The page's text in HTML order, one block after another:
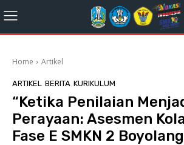
Home Artikel
ARTIKEL BERITA KURIKULUM
“Ketika Penilaian
Perayaan: Asesmen
Fase E SMKN 2